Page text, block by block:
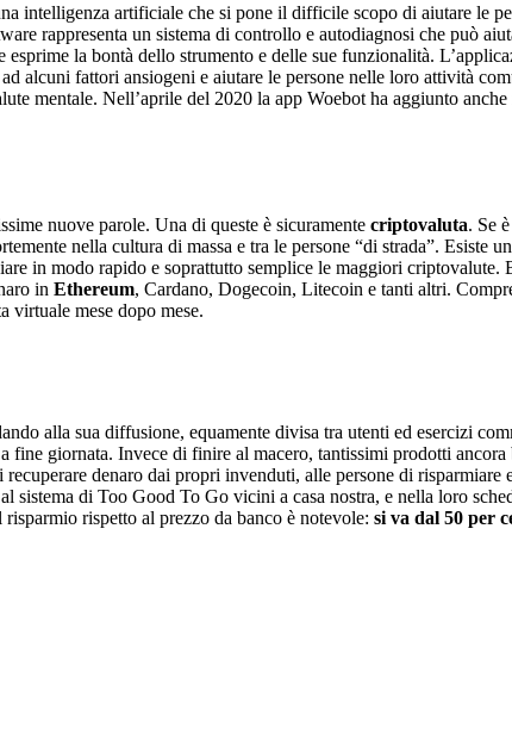
intelligenza artificiale che si pone il difficile scopo di aiutare le
rappresenta un sistema di controllo e autodiagnosi che può
la bontà dello strumento e delle sue funzionalità.
alcuni fattori ansiogeni e aiutare le persone nelle loro attività
mentale. Nell’aprile del 2020 la app Woebot ha aggiunto
nuove parole. Una di queste è sicuramente criptovaluta. Se
nella cultura di massa e tra le persone “di strada”. Esiste
in modo rapido e soprattutto semplice le maggiori
in Ethereum, Cardano, Dogecoin, Litecoin e tanti altri.
virtuale mese dopo mese.
alla sua diffusione, equamente divisa tra utenti ed esercizi
fine giornata. Invece di finire al macero, tantissimi prodotti
recuperare denaro dai propri invenduti, alle persone di
di Too Good To Go vicini a casa nostra, e nella loro
rispetto al prezzo da banco è notevole: si va dal 50 per